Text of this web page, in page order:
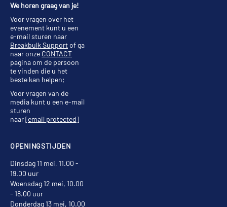
OPENINGSTIJDEN
Dinsdag 11 mei, 11.00 -
19.00 uur
Woensdag 12 mei, 10.00
- 18.00 uur
Donderdag 13 mei, 10.00
We horen graag van je!
Voor vragen over het
evenement kunt u een
e-mail sturen naar
Breakbulk Supportof ga
naar onze CONTACT
pagina om de persoon
te vinden die u het
beste kan helpen;
Voor vragen van de
media kunt u een e-mail
sturen
naar[email protected]